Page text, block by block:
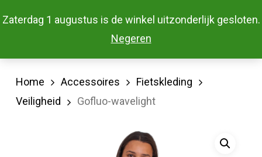
Zaterdag 1 augustus is de winkel uitzonderlijk gesloten.
Negeren
to
Menu
Home Accessoires
Fietskleding
Veiligheid
Gofluo-wavelight
Menu